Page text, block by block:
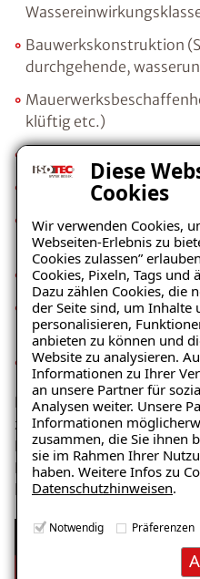
Diese
Cookies
Wir verwenden Cookies,
Webseiten-Erlebnis zu
Cookies zulassen”
Cookies, Pixeln, Tags und
Dazu zählen Cookies, die
der Seite sind, um Inhalte
personalisieren,
anbieten zu können und
Website zu analysieren.
Informationen zu Ihrer
an unsere Partner für
Analysen weiter. Unsere
Informationen
zusammen, die Sie ihnen
sie im Rahmen Ihrer
haben. Weitere Infos zu
Datenschutzhinweisen.
Notwendig Präferenzen
Bauwerkskonstruktion
durchgehende,
klüftig etc.)
Gehalt an bauschädlichen
Wärmedämmwert der
Außenwandkonstruktion
nutzerbedingtes
Baustofffeuchte bzw.
Schwankungen der
Zustand
Es gibt verschiedene Arten
zeigen und erklären wir
Ein häufiges Problem bei
Form von
hin zur
Ursachen von
Seitlich
Ratgeber
Feuchtigkeit“
– jetzt
herunterladen!
E-Mail eingeben